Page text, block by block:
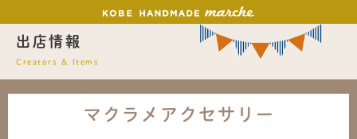
出店情報
Creators & Items
マクラメアクセサリー